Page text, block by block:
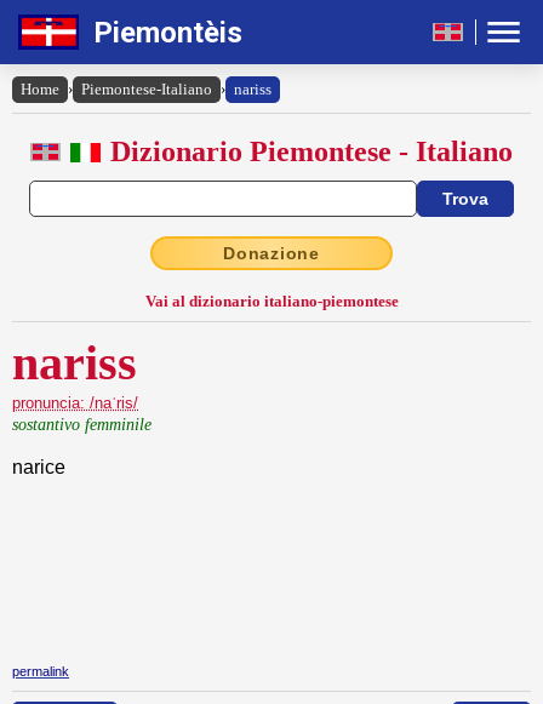
Piemontèis
Home › Piemontese-Italiano › nariss
Dizionario Piemontese - Italiano
Donazione
Vai al dizionario italiano-piemontese
nariss
pronuncia: /naˈris/
sostantivo femminile
narice
permalink